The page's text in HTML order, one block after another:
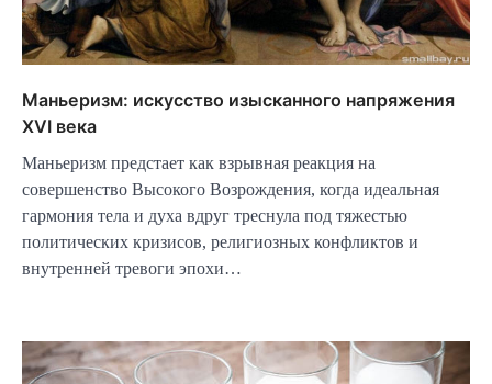
Маньеризм: искусство изысканного напряжения
XVI века
Маньеризм предстает как взрывная реакция на
совершенство Высокого Возрождения, когда идеальная
гармония тела и духа вдруг треснула под тяжестью
политических кризисов, религиозных конфликтов и
внутренней тревоги эпохи…